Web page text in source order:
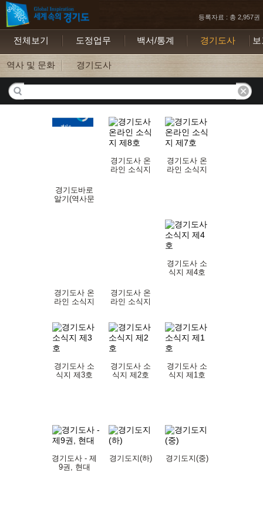
등록자료 : 총 2,957권
전체보기 도정업무 백서/통계 경기도사
역사 및 문화 경기도사
경기도바로
알기(역사문
경기도사 온
라인 소식지
경기도사 온
라인 소식지
경기도사 온
라인 소식지
경기도사 온
라인 소식지
경기도사 소
식지 제4호
경기도사 소
식지 제3호
경기도사 소
식지 제2호
경기도사 소
식지 제1호
경기도사 - 제
9권, 현대
경기도지(하) 경기도지(중)